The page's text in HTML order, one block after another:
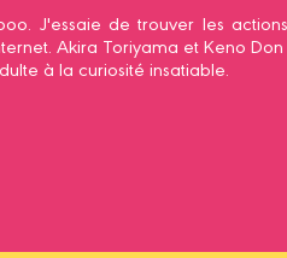
J'essaie de trouver les
Akira Toriyama et Keno Don
à la curiosité insatiable.